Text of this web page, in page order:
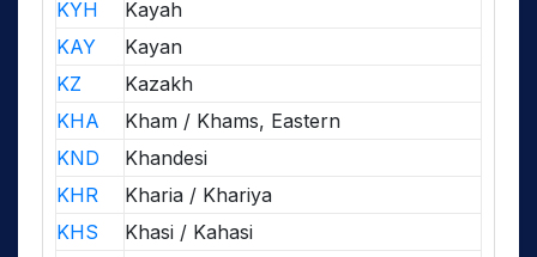
KYH
Kayah
KAY
Kayan
KZ
Kazakh
KHA
Kham / Khams, Eastern
KND
Khandesi
KHR
Kharia / Khariya
KHS
Khasi / Kahasi